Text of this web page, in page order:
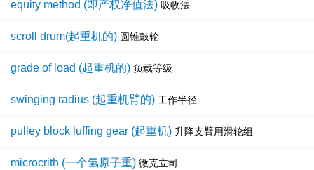
equity method (即产权净值法) 吸收法
scroll drum(起重机的) 圆锥鼓轮
grade of load (起重机的) 负载等级
swinging radius (起重机臂的) 工作半径
pulley block luffing gear (起重机) 升降支臂用滑轮组
microcrith (一个氢原子重) 微克立司